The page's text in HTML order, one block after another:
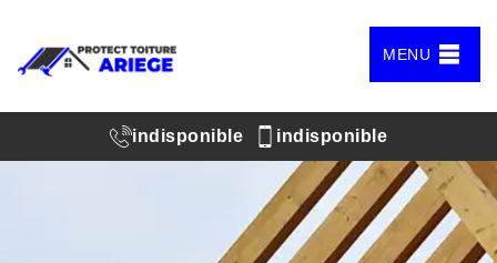
MENU
indisponible indisponible